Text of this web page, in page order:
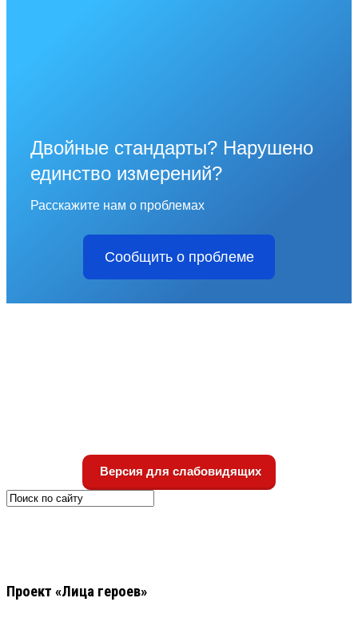
Двойные стандарты? Нарушено
единство измерений?
Расскажите нам о проблемах
Сообщить о проблеме
Версия для слабовидящих
Проект «Лица героев»